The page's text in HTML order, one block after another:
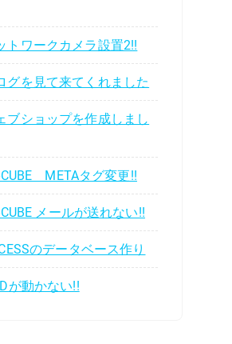
ワークカメラ設置2!!
を見て来てくれました
ショップを作成しまし
METAタグ変更!!
メールが送れない!!
のデータベース作り
が動かない!!